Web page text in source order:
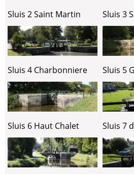
Sluis 2 Saint Martin Sluis 3
Sluis 4 Charbonniere Sluis 5
Sluis 6 Haut Chalet Sluis 7